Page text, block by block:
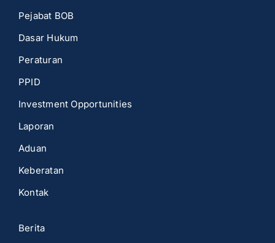
Pejabat BOB
Dasar Hukum
Peraturan
PPID
Investment Opportunities
Laporan
Aduan
Keberatan
Kontak
Berita